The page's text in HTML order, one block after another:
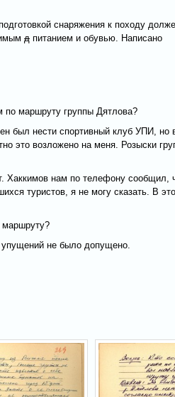
снаряжения к походу
д питанием и обувью. Написано
по маршруту группы Дятлова?
был нести спортивный клуб УПИ, но
это возложено на меня. Розыски
Хаккимов нам по телефону сообщил,
туристов, я не могу сказать. В
маршруту?
упущений не было допущено.